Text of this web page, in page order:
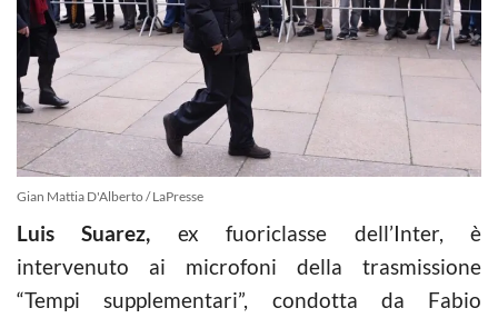
Gian Mattia D'Alberto / LaPresse
Luis Suarez, ex fuoriclasse dell’Inter, è
intervenuto ai microfoni della trasmissione
“Tempi supplementari”, condotta da Fabio